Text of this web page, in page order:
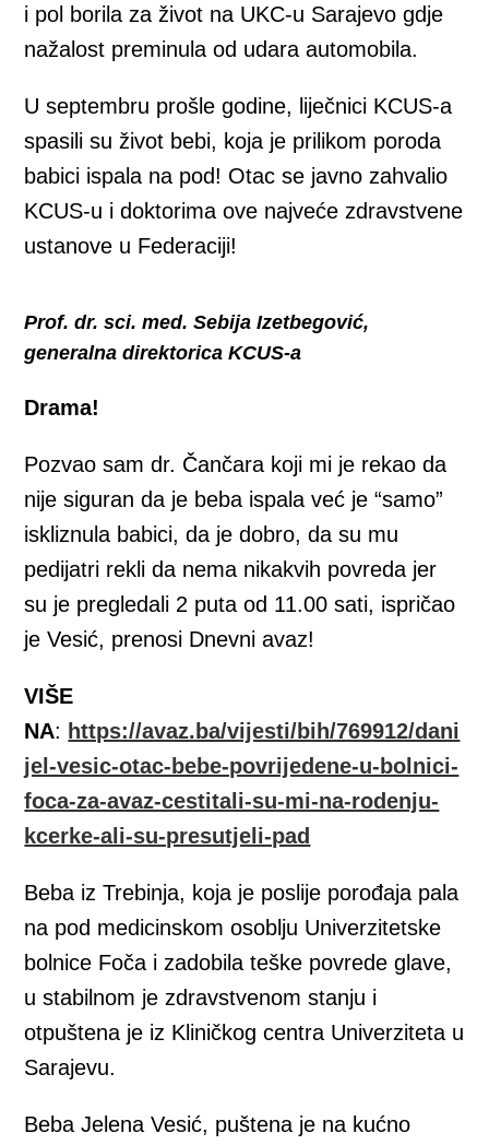
i pol borila za život na UKC-u Sarajevo gdje
nažalost preminula od udara automobila.
U septembru prošle godine, liječnici KCUS-a
spasili su život bebi, koja je prilikom poroda
babici ispala na pod! Otac se javno zahvalio
KCUS-u i doktorima ove najveće zdravstvene
ustanove u Federaciji!
Prof. dr. sci. med. Sebija Izetbegović,
generalna direktorica KCUS-a
Drama!
Pozvao sam dr. Čančara koji mi je rekao da
nije siguran da je beba ispala već je “samo”
iskliznula babici, da je dobro, da su mu
pedijatri rekli da nema nikakvih povreda jer
su je pregledali 2 puta od 11.00 sati, ispričao
je Vesić, prenosi Dnevni avaz!
VIŠE
NA: https://avaz.ba/vijesti/bih/769912/dani
jel-vesic-otac-bebe-povrijedene-u-bolnici-
foca-za-avaz-cestitali-su-mi-na-rodenju-
kcerke-ali-su-presutjeli-pad
Beba iz Trebinja, koja je poslije porođaja pala
na pod medicinskom osoblju Univerzitetske
bolnice Foča i zadobila teške povrede glave,
u stabilnom je zdravstvenom stanju i
otpuštena je iz Kliničkog centra Univerziteta u
Sarajevu.
Beba Jelena Vesić, puštena je na kućno